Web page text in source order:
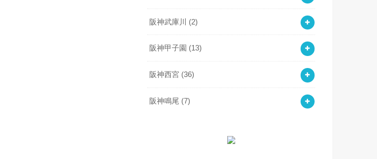
阪神武庫川 (2)
阪神甲子園 (13)
阪神西宮 (36)
阪神鳴尾 (7)